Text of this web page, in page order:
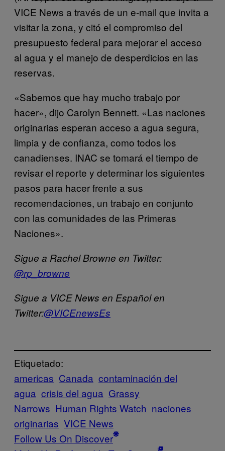
VICE News a través de un e-mail que invita a
visitar la zona, y citó el compromiso del
presupuesto federal para mejorar el acceso
al agua y el manejo de desperdicios en las
reservas.
«Sabemos que hay mucho trabajo por
hacer», dijo Carolyn Bennett. «Las naciones
originarias esperan acceso a agua segura,
limpia y de confianza, como todos los
canadienses. INAC se tomará el tiempo de
revisar el reporte y determinar los siguientes
pasos para hacer frente a sus
recomendaciones, un trabajo en conjunto
con las comunidades de las Primeras
Naciones».
Sigue a Rachel Browne en Twitter:
@rp_browne
Sigue a VICE News en Español en
Twitter:@VICEnewsEs
Etiquetado:
americas Canada contaminación del
agua crisis del agua Grassy
Narrows Human Rights Watch naciones
originarias VICE News
Follow Us On Discover